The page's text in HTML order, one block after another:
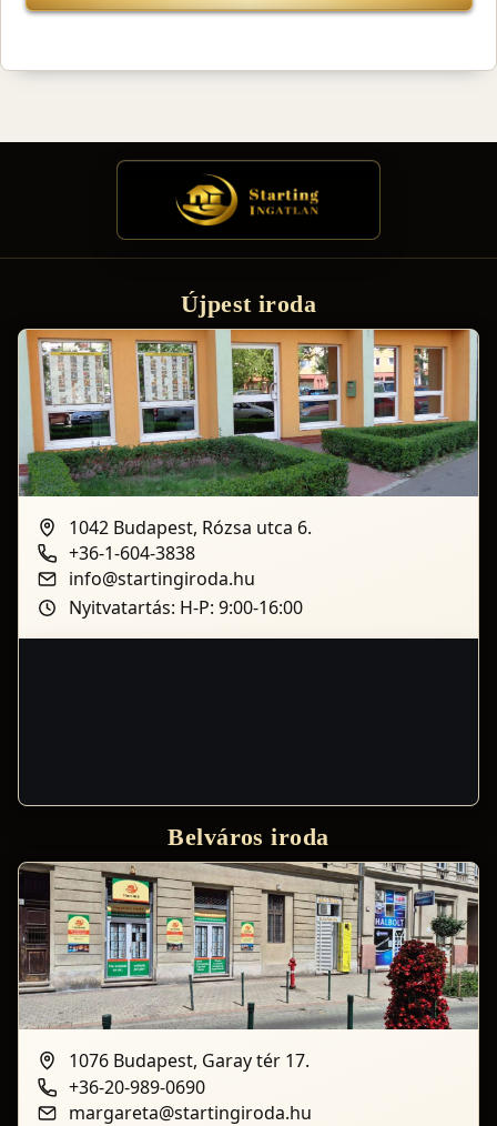
Újpest iroda
1042 Budapest, Rózsa utca 6.
+36-1-604-3838
info@startingiroda.hu
Nyitvatartás: H-P: 9:00-16:00
Belváros iroda
1076 Budapest, Garay tér 17.
+36-20-989-0690
margareta@startingiroda.hu